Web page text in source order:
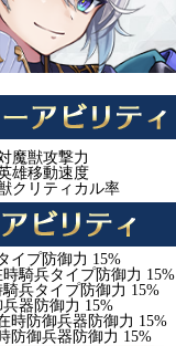
魔獣攻撃力
雄移動速度
クリティカル率
イプ防御力 15%
騎兵タイプ防御力 15%
兵タイプ防御力 15%
兵器防御力 15%
時防御兵器防御力 15%
防御兵器防御力 15%